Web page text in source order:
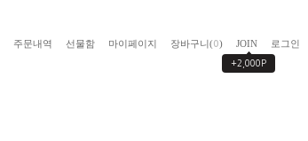
로그인
JOIN
+2,000P
장바구니(0)
마이페이지
선물함
주문내역